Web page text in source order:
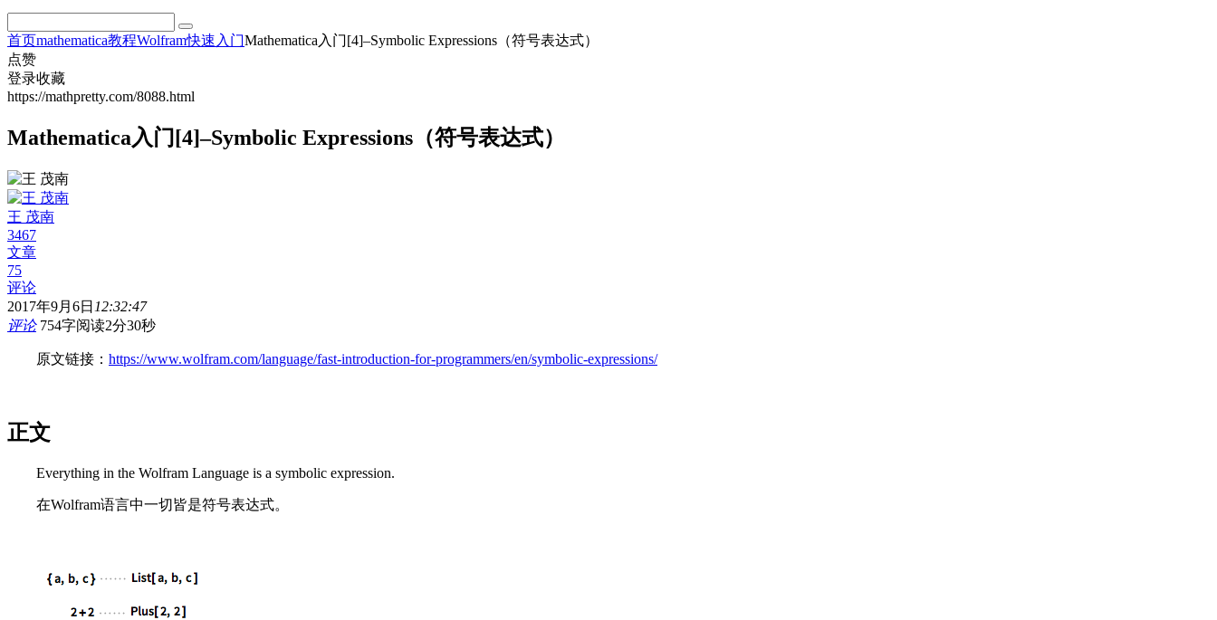
首页mathematica教程Wolfram快速入门Mathematica入门[4]–Symbolic Expressions（符号表达式）
点赞
登录收藏
https://mathpretty.com/8088.html
Mathematica入门[4]–Symbolic Expressions（符号表达式）
王 茂南
3467
文章
75
评论
2017年9月6日 12:32:47
评论 754字阅读2分30秒
原文链接： https://www.wolfram.com/language/fast-introduction-for-programmers/en/symbolic-expressions/
正文
Everything in the Wolfram Language is a symbolic expression.
在Wolfram语言中一切皆是符号表达式。